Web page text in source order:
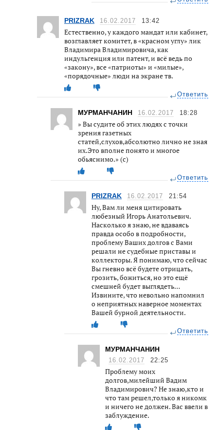
PRIZRAK 16.02.2017 13:42
Естественно, у каждого мандат или кабинет,
возглавляет комитет, в «красном углу» лик
Владимира Владимировича, как
индульгенция или патент, и всё ведь по
«закону», все «патриоты» и «милые»,
«порядочные» люди на экране тв.
Ответить
МУРМАНЧАНИН 16.02.2017 18:28
» Вы судите об этих людях с точки
зрения газетных
статей,слухов,абсолютно лично не зная
их.Это вполне понято и многое
обьяснимо.» (с)
Ответить
PRIZRAK 16.02.2017 21:54
Ну, Вам ли меня цитировать
любезный Игорь Анатольевич.
Насколько я знаю, не вдаваясь
правда особо в подробности,
проблему Ваших долгов с Вами
решали не судебные приставы и
коллекторы. Я понимаю, что сейчас
Вы гневно всё будете отрицать,
грозить, божиться, но это ещё
смешней будет выглядеть…
Извините, что невольно напомнил
о неприятных наверное моментах
Вашей бурной деятельности.
Ответить
МУРМАНЧАНИН
16.02.2017 22:25
Проблему моих
долгов,милейший Вадим
Владимирович? Не знаю,кто и
что там решел,только я никомк
и ничего не должен. Вас ввели в
заблуждение.